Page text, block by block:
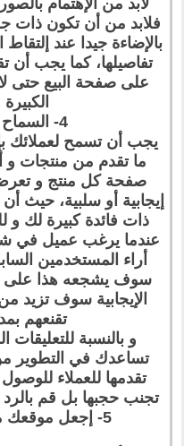
لابد من الإهتمام
فلابد من أن تكون ذات
بالإضاءة جيدا عند
تفاصيلها، كما يجب أن
على صفحة البيع حتى
4- السماح للعملاء بالتعليق
يجب أن تسمح لعملائك
ما تقدم من منتجات و
صفحة كل منتج و
إيجابية أو سلبية، حيث
ذات فائدة كبيرة لك و
عندما يرغب عميل في
أراء المستخدمين
سوف يشجعه هذا على
الإيجابية سوف تزيد
تقنعهم
و بالنسبة للتعليقات
تساعدك في التطوير
تقدمها للعملاء
تجنب حجبها بل قم بالرد
5- إجعل موقعك متوافق مع كل الأجهزة